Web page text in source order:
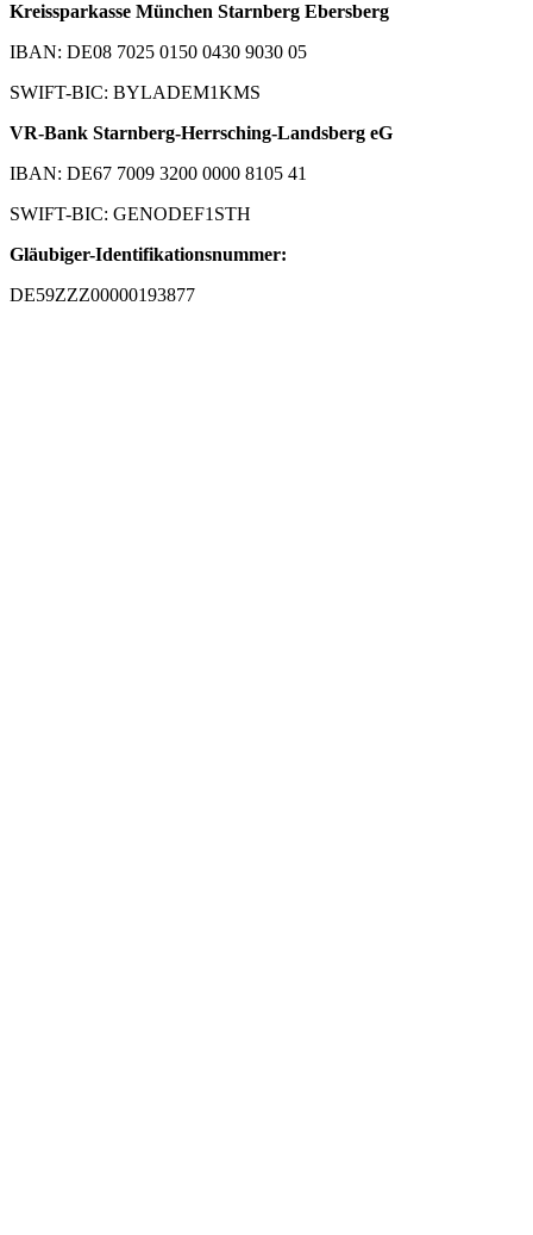
Kreissparkasse München Starnberg Ebersberg
IBAN: DE08 7025 0150 0430 9030 05
SWIFT-BIC: BYLADEM1KMS
VR-Bank Starnberg-Herrsching-Landsberg eG
IBAN: DE67 7009 3200 0000 8105 41
SWIFT-BIC: GENODEF1STH
Gläubiger-Identifikationsnummer:
DE59ZZZ00000193877